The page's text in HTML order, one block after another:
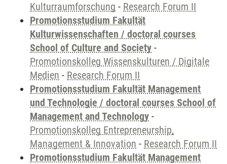
Kulturraumforschung - Research Forum II
Promotionsstudium Fakultät
Kulturwissenschaften / doctoral courses
School of Culture and Society -
Promotionskolleg Wissenskulturen / Digitale
Medien - Research Forum II
Promotionsstudium Fakultät Management
und Technologie / doctoral courses School of
Management and Technology -
Promotionskolleg Entrepreneurship,
Management & Innovation - Research Forum II
Promotionsstudium Fakultät Management